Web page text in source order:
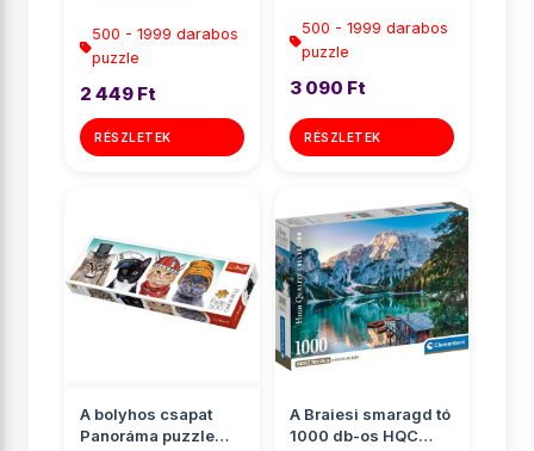
500 - 1999 darabos
puzzle
2 449 Ft
RÉSZLETEK
500 - 1999 darabos
puzzle
3 090 Ft
RÉSZLETEK
A bolyhos csapat
Panoráma puzzle
A Braiesi smaragd tó
1000 db-os HQC